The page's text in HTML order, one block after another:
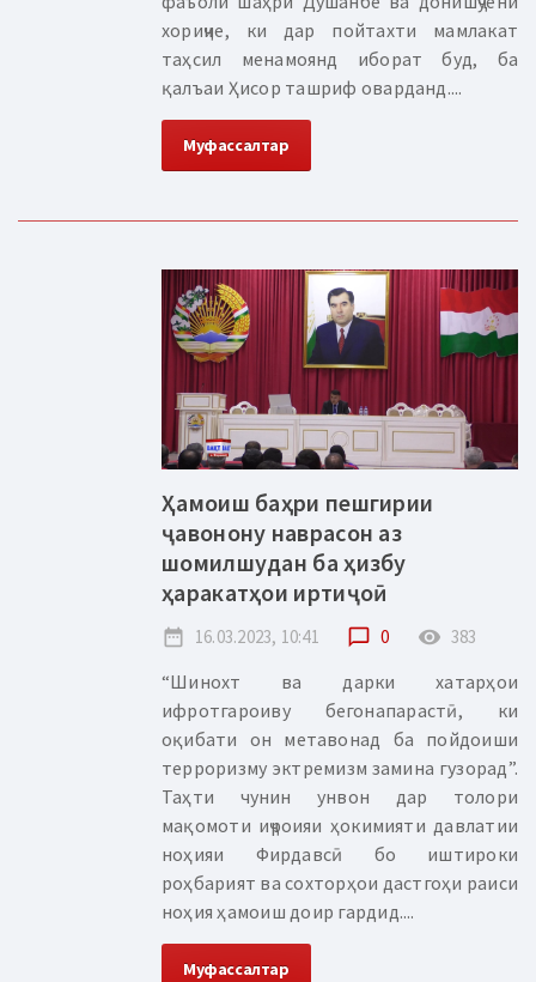
хориҷие, ки дар пойтахти мамлакат
таҳсил менамоянд иборат буд, ба
қалъаи Ҳисор ташриф оварданд....
Муфассалтар
Ҳамоиш баҳри пешгирии
ҷавонону наврасон аз
шомилшудан ба ҳизбу
ҳаракатҳои иртиҷоӣ
date_range 16.03.2023, 10:41 chat_bubble_outline 0 remove_red_eye 383
“Шинохт ва дарки хатарҳои
ифротгароиву бегонапарастӣ, ки
оқибати он метавонад ба пойдоиши
терроризму эктремизм замина гузорад”.
Таҳти чунин унвон дар толори
мақомоти иҷроияи ҳокимияти давлатии
ноҳияи Фирдавсӣ бо иштироки
роҳбарият ва сохторҳои дастгоҳи раиси
ноҳия ҳамоиш доир гардид....
Муфассалтар